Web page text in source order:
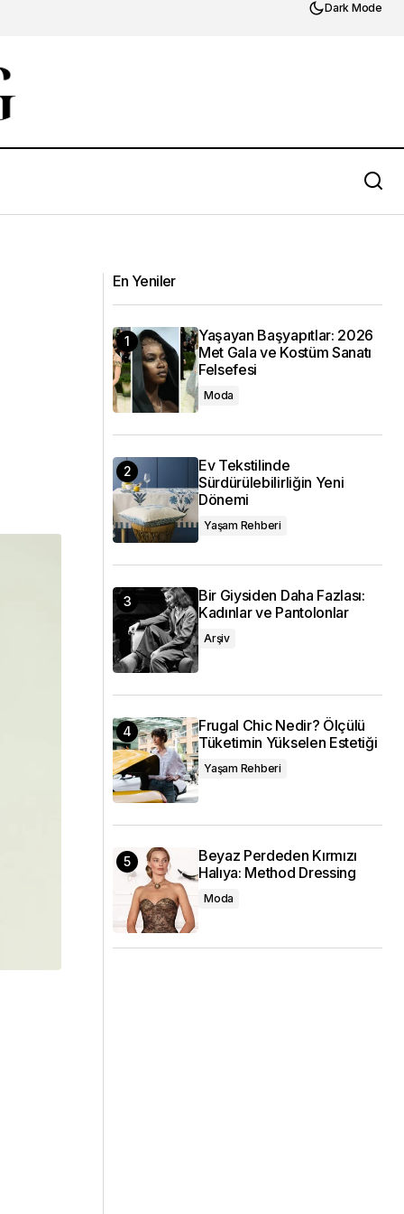
Dark Mode
En Yeniler
Yaşayan Başyapıtlar: 2026
Met Gala ve Kostüm Sanatı
Felsefesi
Moda
Ev Tekstilinde
Sürdürülebilirliğin Yeni
Dönemi
Yaşam Rehberi
Bir Giysiden Daha Fazlası:
Kadınlar ve Pantolonlar
Arşiv
Frugal Chic Nedir? Ölçülü
Tüketimin Yükselen Estetiği
Yaşam Rehberi
Beyaz Perdeden Kırmızı
Halıya: Method Dressing
Moda